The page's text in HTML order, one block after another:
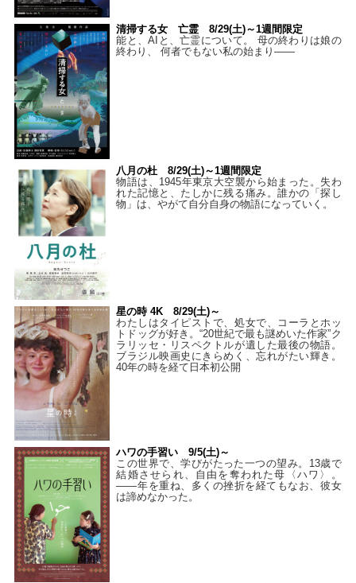
清掃する女 亡霊 8/29(土)～1週間限定
能と、AIと、亡霊について。 母の終わりは娘の
終わり、 何者でもない私の始まり――
八月の杜 8/29(土)～1週間限定
物語は、1945年東京大空襲から始まった。失わ
れた記憶と、たしかに残る痛み。誰かの「探し
物」は、やがて自分自身の物語になっていく。
星の時 4K 8/29(土)～
わたしはタイピストで、処⼥で、コーラとホッ
トドッグが好き。“20世紀で最も謎めいた作家”ク
ラリッセ・リスペクトルが遺した最後の物語。
ブラジル映画史にきらめく、忘れがたい輝き。
40年の時を経て⽇本初公開
ハワの手習い 9/5(土)～
この世界で、学びがたった一つの望み。13歳で
結婚させられ、自由を奪われた母〈ハワ〉。
——年を重ね、多くの挫折を経てもなお、彼女
は諦めなかった。